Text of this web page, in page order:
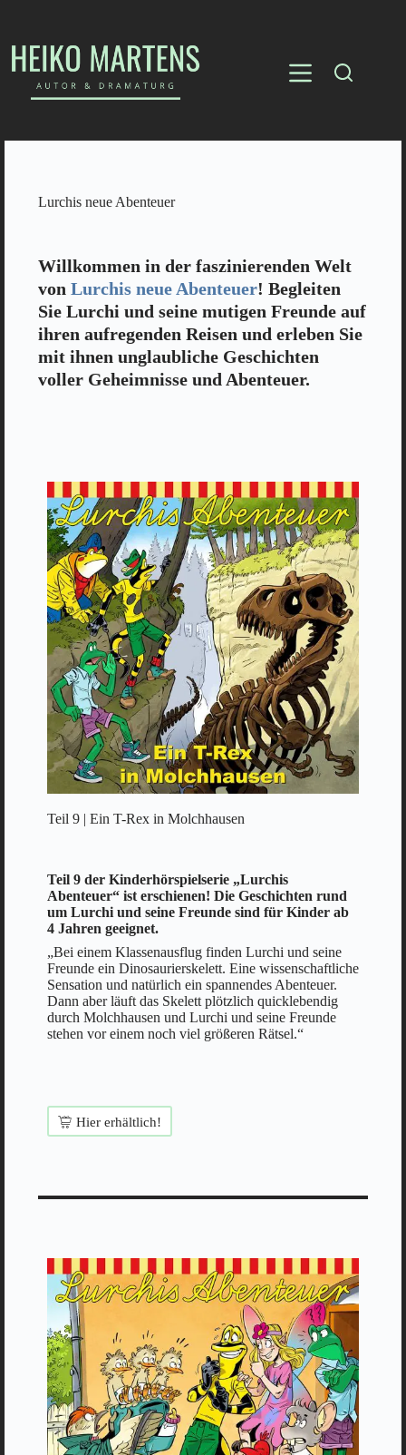
Lurchis neue Abenteuer
Willkommen in der faszinierenden Welt
von Lurchis neue Abenteuer! Begleiten
Sie Lurchi und seine mutigen Freunde auf
ihren aufregenden Reisen und erleben Sie
mit ihnen unglaubliche Geschichten
voller Geheimnisse und Abenteuer.
Teil 9 | Ein T-Rex in Molchhausen
Teil 9 der Kinderhörspielserie „Lurchis
Abenteuer“ ist erschienen! Die Geschichten rund
um Lurchi und seine Freunde sind für Kinder ab
4 Jahren geeignet.
„Bei einem Klassenausflug finden Lurchi und seine
Freunde ein Dinosaurierskelett. Eine wissenschaftliche
Sensation und natürlich ein spannendes Abenteuer.
Dann aber läuft das Skelett plötzlich quicklebendig
durch Molchhausen und Lurchi und seine Freunde
stehen vor einem noch viel größeren Rätsel.“
Hier erhältlich!